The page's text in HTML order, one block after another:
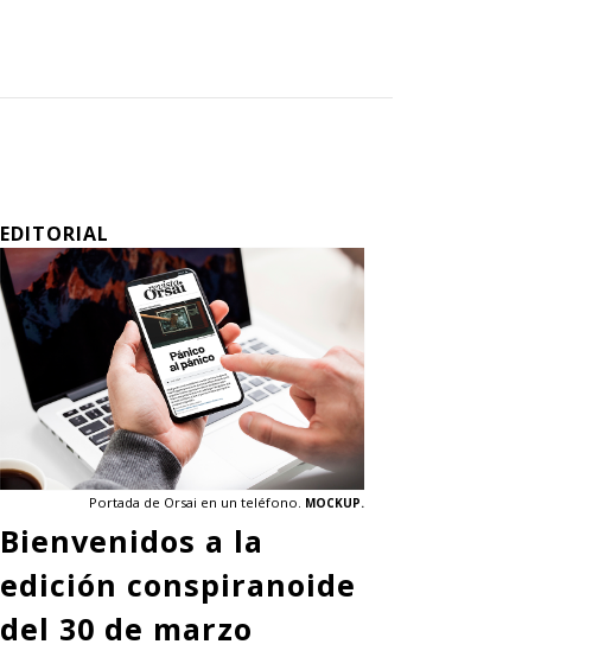
EDITORIAL
Portada de Orsai en un teléfono. MOCKUP.
Bienvenidos a la
edición conspiranoide
del 30 de marzo